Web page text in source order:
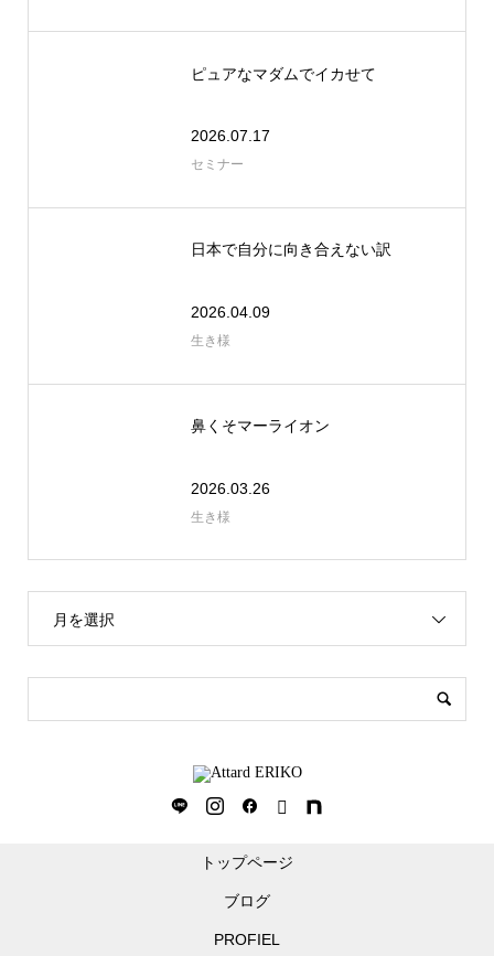
ピュアなマダムでイカせて
2026.07.17
セミナー
日本で自分に向き合えない訳
2026.04.09
生き様
鼻くそマーライオン
2026.03.26
生き様
月を選択
トップページ
ブログ
PROFIEL